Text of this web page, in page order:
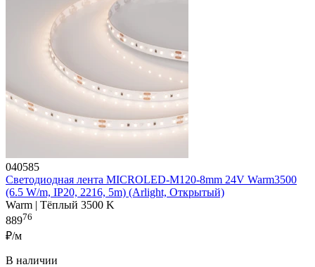
040585
Светодиодная лента MICROLED-M120-8mm 24V Warm3500
(6.5 W/m, IP20, 2216, 5m) (Arlight, Открытый)
Warm | Тёплый 3500 K
88976
₽/м
В наличии